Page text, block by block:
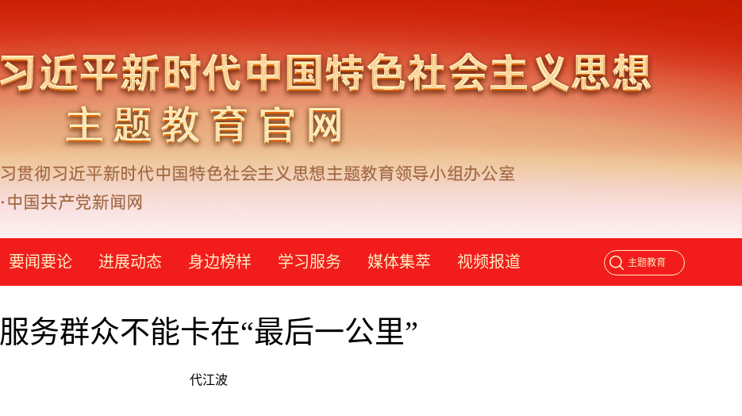
要闻要论 进展动态 身边榜样 学习服务 媒体集萃 视频报道
服务群众不能卡在“最后一公里”
代江波